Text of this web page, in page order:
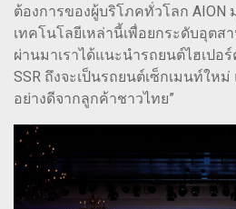
ต้องการของผู้บริโภคทั่วโลก
เทคโนโลยีเหล่านี้เพื่อยกระดับอุตส
ผ่านมาเราได้แนะนำรถยนต์ไฮเปอร์
SSR ถึงจะเป็นรถยนต์เซ็กเมนท์ให
อย่างดีจากลูกค้าชาวไทย”